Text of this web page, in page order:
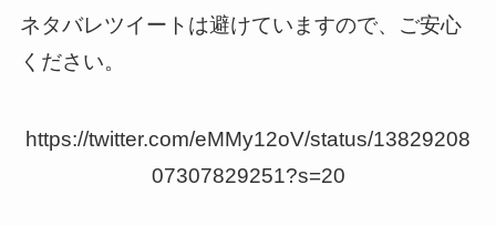
ネタバレツイートは避けていますので、ご安心
ください。
https://twitter.com/eMMy12oV/status/13829208
07307829251?s=20